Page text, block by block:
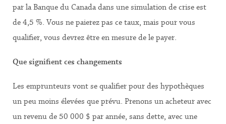
par la Banque du Canada dans une simulation de crise est
de 4,5 %. Vous ne paierez pas ce taux, mais pour vous
qualifier, vous devrez être en mesure de le payer.
Que signifient ces changements
Les emprunteurs vont se qualifier pour des hypothèques
un peu moins élevées que prévu. Prenons un acheteur avec
un revenu de 50 000 $ par année, sans dette, avec une